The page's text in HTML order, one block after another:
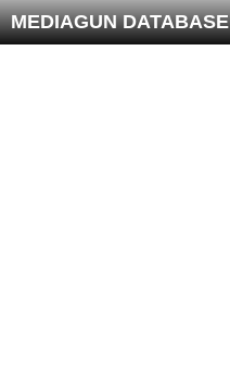
MEDIAGUN DATABASE